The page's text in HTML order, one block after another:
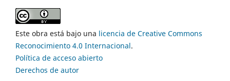
Este obra está bajo una licencia de Creative Commons
Reconocimiento 4.0 Internacional.
Política de acceso abierto
Derechos de autor